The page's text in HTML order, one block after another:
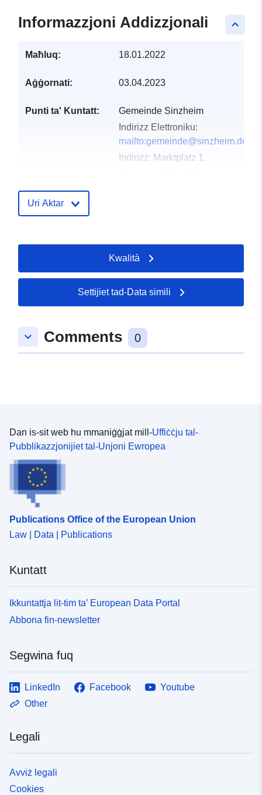
keyboard_arrow_up
Informazzjoni Addizzjonali
Maħluq: 18.01.2022
Aġġornati: 03.04.2023
Punti ta' Kuntatt:
Gemeinde Sinzheim
Indirizz Elettroniku:
mailto:gemeinde@sinzheim.de
Indirizz: Marktplatz 1,
Reġistru tal-
25 July 2026
Koordinati: [ [ 8.1659189,
48.7570198 ], [ 8.166628,
48.7566251 ], [ 8.1659189,
48.7566251 ], [ 8.1659189,
Uri Aktar
Kwalità
Settijiet tad-Data simili
keyboard_arrow_down Comments 0
Dan is-sit web hu mmaniġġjat mill-Uffiċċju tal-
Pubblikazzjonijiet tal-Unjoni Ewropea
Publications Office of the European Union
Law | Data | Publications
Kuntatt
Ikkuntattja lit-tim ta’ European Data Portal
Abbona fin-newsletter
Segwina fuq
LinkedIn Facebook
Youtube
Other
Legali
Avviż legali
Cookies